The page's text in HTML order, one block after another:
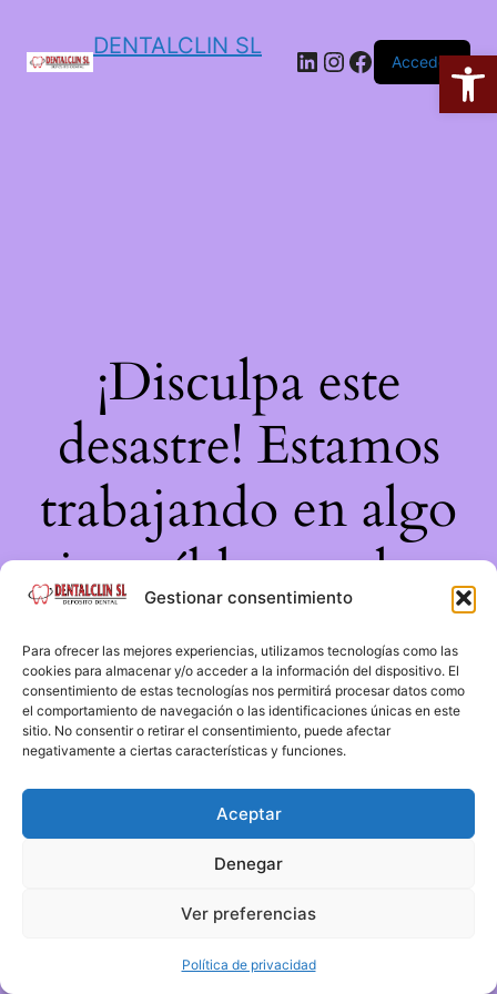
Gestionar consentimiento
Para ofrecer las mejores experiencias, utilizamos tecnologías como las
cookies para almacenar y/o acceder a la información del dispositivo. El
consentimiento de estas tecnologías nos permitirá procesar datos como
el comportamiento de navegación o las identificaciones únicas en este
sitio. No consentir o retirar el consentimiento, puede afectar
negativamente a ciertas características y funciones.
Aceptar
Denegar
Ver preferencias
Política de privacidad
DENTALCLIN SL
Acceder
¡Disculpa este
desastre! Estamos
trabajando en algo
increíble, ¡vuelve
pronto!